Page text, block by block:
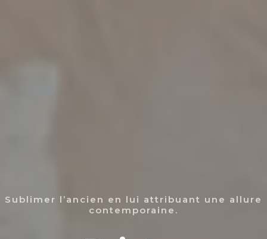
Sublimer l’ancien en lui attribuant une allure
contemporaine.